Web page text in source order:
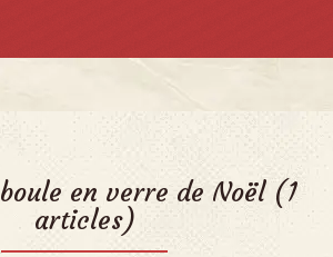
boule en verre de Noël(1
articles)